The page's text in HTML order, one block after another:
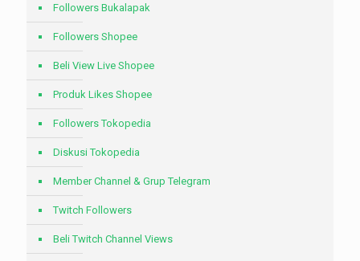
Followers Bukalapak
Followers Shopee
Beli View Live Shopee
Produk Likes Shopee
Followers Tokopedia
Diskusi Tokopedia
Member Channel & Grup Telegram
Twitch Followers
Beli Twitch Channel Views